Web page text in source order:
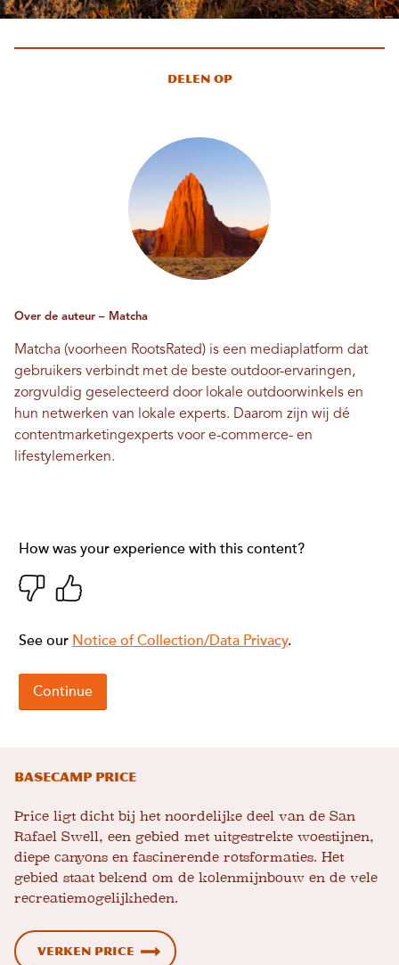
Delen op
Over de auteur – Matcha
Matcha (voorheen RootsRated) is een mediaplatform dat
gebruikers verbindt met de beste outdoor-ervaringen,
zorgvuldig geselecteerd door lokale outdoorwinkels en
hun netwerken van lokale experts. Daarom zijn wij dé
contentmarketingexperts voor e-commerce- en
lifestylemerken.
Basecamp Price
Price ligt dicht bij het noordelijke deel van de San
Rafael Swell, een gebied met uitgestrekte woestijnen,
diepe canyons en fascinerende rotsformaties. Het
gebied staat bekend om de kolenmijnbouw en de vele
recreatiemogelijkheden.
Verken Price